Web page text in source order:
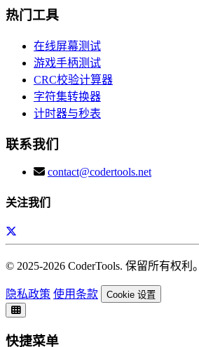
热门工具
在线屏幕测试
游戏手柄测试
CRC校验计算器
字符集转换器
计时器与秒表
联系我们
contact@codertools.net
关注我们
© 2025-2026 CoderTools. 保留所有权利。
隐私政策 使用条款 Cookie 设置
快捷菜单